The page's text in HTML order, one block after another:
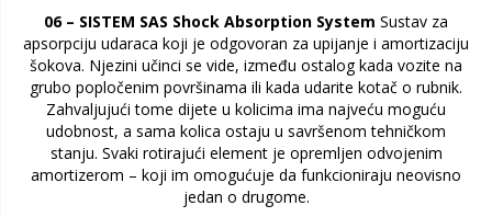
06 – SISTEM SAS Shock Absorption System Sustav za
apsorpciju udaraca koji je odgovoran za upijanje i amortizaciju
šokova. Njezini učinci se vide, između ostalog kada vozite na
grubo popločenim površinama ili kada udarite kotač o rubnik.
Zahvaljujući tome dijete u kolicima ima najveću moguću
udobnost, a sama kolica ostaju u savršenom tehničkom
stanju. Svaki rotirajući element je opremljen odvojenim
amortizerom – koji im omogućuje da funkcioniraju neovisno
jedan o drugome.